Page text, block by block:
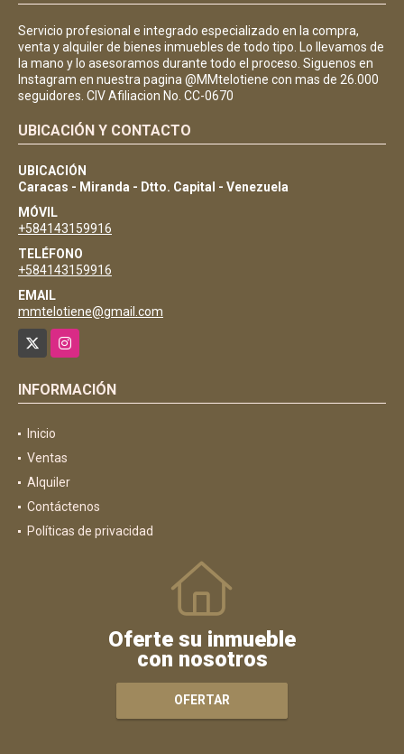
Servicio profesional e integrado especializado en la compra,
venta y alquiler de bienes inmuebles de todo tipo. Lo llevamos de
la mano y lo asesoramos durante todo el proceso. Siguenos en
Instagram en nuestra pagina @MMtelotiene con mas de 26.000
seguidores. CIV Afiliacion No. CC-0670
UBICACIÓN Y CONTACTO
UBICACIÓN
Caracas - Miranda - Dtto. Capital - Venezuela
MÓVIL
+584143159916
TELÉFONO
+584143159916
EMAIL
mmtelotiene@gmail.com
Instagram
INFORMACIÓN
Inicio
Ventas
Alquiler
Contáctenos
Políticas de privacidad
Oferte su inmueble
con nosotros
OFERTAR